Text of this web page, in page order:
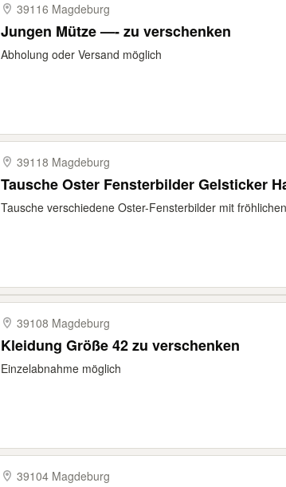
39116 Magdeburg
Jungen Mütze —- zu verschenken
Abholung oder Versand möglich
39118 Magdeburg
Tausche Oster Fensterbilder Gelsticker
Tausche verschiedene Oster-Fensterbilder mit
39108 Magdeburg
Kleidung Größe 42 zu verschenken
Einzelabnahme möglich
39104 Magdeburg